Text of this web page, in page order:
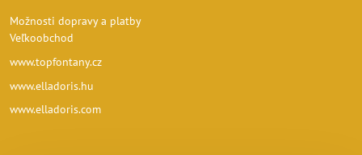
Možnosti dopravy a platby
Veľkoobchod
www.topfontany.cz
www.elladoris.hu
www.elladoris.com